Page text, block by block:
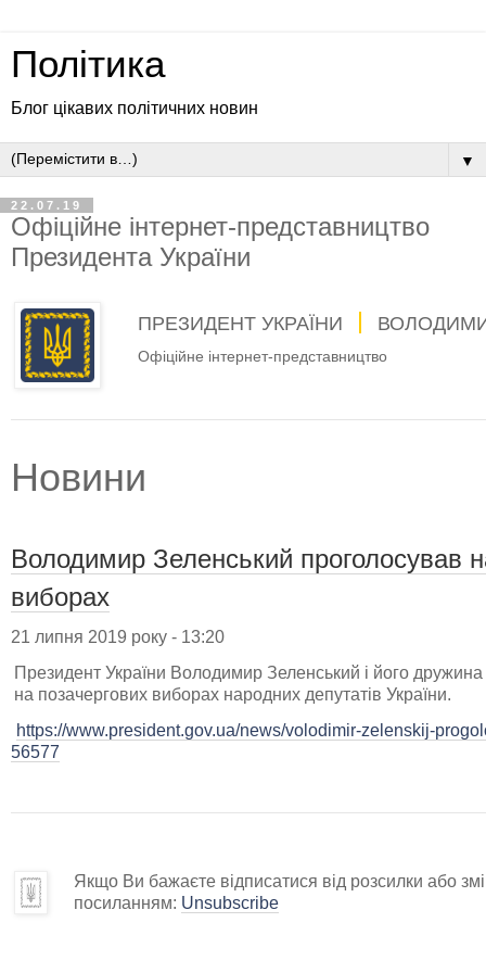
Політика
Блог цікавих політичних новин
▼
22.07.19
Офіційне інтернет-представництво
Президента України
ПРЕЗИДЕНТ УКРАЇНИ
Офіційне інтернет-представництво
Новини
Володимир Зеленський проголосував
виборах
21 липня 2019 року - 13:20
Президент України Володимир Зеленський і його
на позачергових виборах народних депутатів України.
https://www.president.gov.ua/news/volodimir-zelenskij-
56577
Якщо Ви бажаєте відписатися від розсилки або
посиланням: Unsubscribe